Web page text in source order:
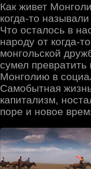
Как живет
когда-то
Что осталось в
народу от когда-
монгольской
сумел
Монголию в
Самобытная
капитализм,
поре и новое